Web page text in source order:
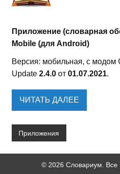
Приложение (словарная
Mobile (для Android)
Версия: мобильная, с модом
Update 2.4.0 от 01.07.2021.
ЧИТАТЬ ДАЛЕЕ
Приложения
© 2026 Словариум.